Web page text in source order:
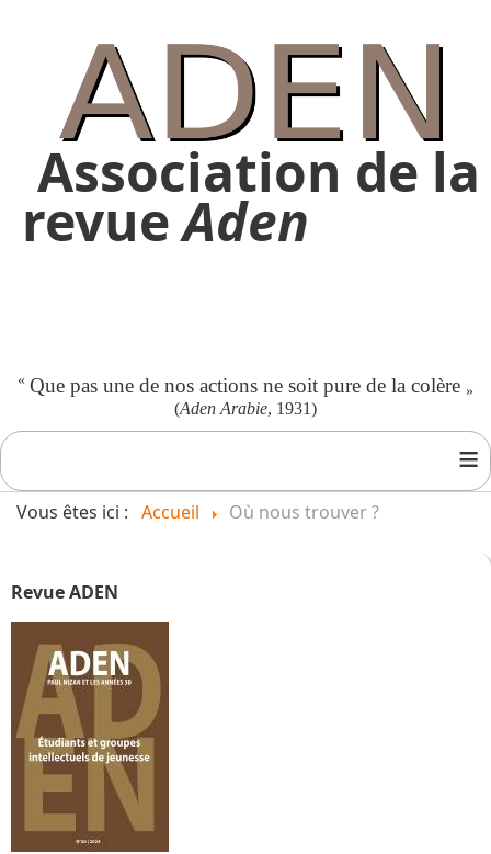
Association de la
revueAden
« Que pas une de nos actions ne soit pure de la colère »
(Aden Arabie, 1931)
≡
Vous êtes ici : Accueil Où nous trouver ?
Revue ADEN